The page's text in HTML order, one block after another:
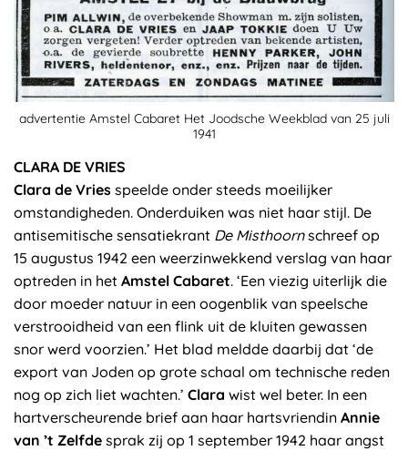
advertentie Amstel Cabaret Het Joodsche Weekblad van 25 juli
1941
CLARA DE VRIES
Clara de Vries speelde onder steeds moeilijker
omstandigheden. Onderduiken was niet haar stijl. De
antisemitische sensatiekrant De Misthoornschreef op
15 augustus 1942 een weerzinwekkend verslag van haar
optreden in het Amstel Cabaret. ‘Een viezig uiterlijk die
door moeder natuur in een oogenblik van speelsche
verstrooidheid van een flink uit de kluiten gewassen
snor werd voorzien.’ Het blad meldde daarbij dat ‘de
export van Joden op grote schaal om technische reden
nog op zich liet wachten.’ Clara wist wel beter. In een
hartverscheurende brief aan haar hartsvriendin Annie
van ’t Zelfde sprak zij op 1 september 1942 haar angst